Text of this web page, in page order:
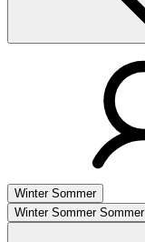
Winter Sommer
Winter Sommer Sommer